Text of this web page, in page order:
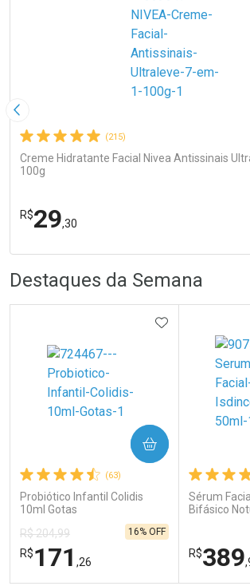
Imagem Anterior
(215)
Creme Hidratante Facial Nivea Antissinais
100g
R$29,30
Laboratório
Por R$ 29,30/cada
Por Menos
Por R$ 29,30/cada
Destaques da Semana
(63)
Probiótico Infantil Colidis
10ml Gotas
R$ 204,99
R$171 ,26
16% OFF
ADICIONAR
COMPRAR
Sérum
Bifásico
R$389